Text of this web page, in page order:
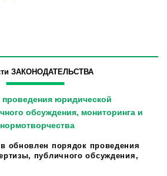
ЗАКОНОДАТЕЛЬСТВА
юридической
обсуждения, мониторинга и
обновлен порядок проведения
публичного обсуждения,